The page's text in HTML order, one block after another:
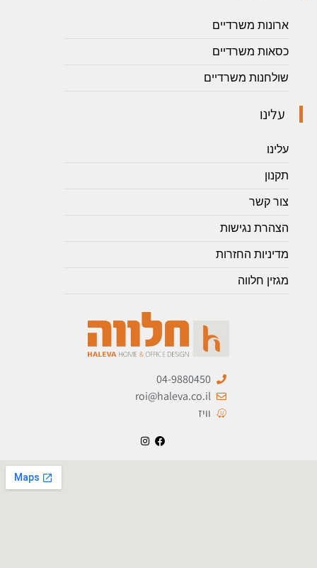
ארונות משרדיים
כסאות משרדיים
שולחנות משרדיים
עלינו
עלינו
תקנון
צור קשר
הצהרת נגישות
מדיניות החזרות
מגזין חלווה
04-9880450
roi@haleva.co.il
וויז